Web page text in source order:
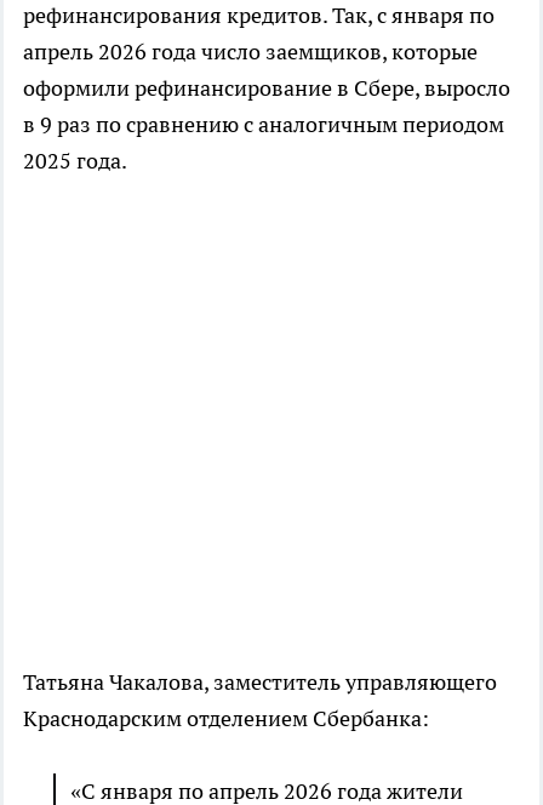
рефинансирования кредитов. Так, с января по
апрель 2026 года число заемщиков, которые
оформили рефинансирование в Сбере, выросло
в 9 раз по сравнению с аналогичным периодом
2025 года.
Татьяна Чакалова, заместитель управляющего
Краснодарским отделением Сбербанка:
«С января по апрель 2026 года жители